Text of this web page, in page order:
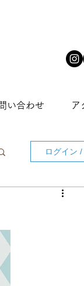
い合わせ ア
ログイン